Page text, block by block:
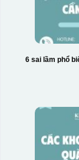
6 sai lầm phổ